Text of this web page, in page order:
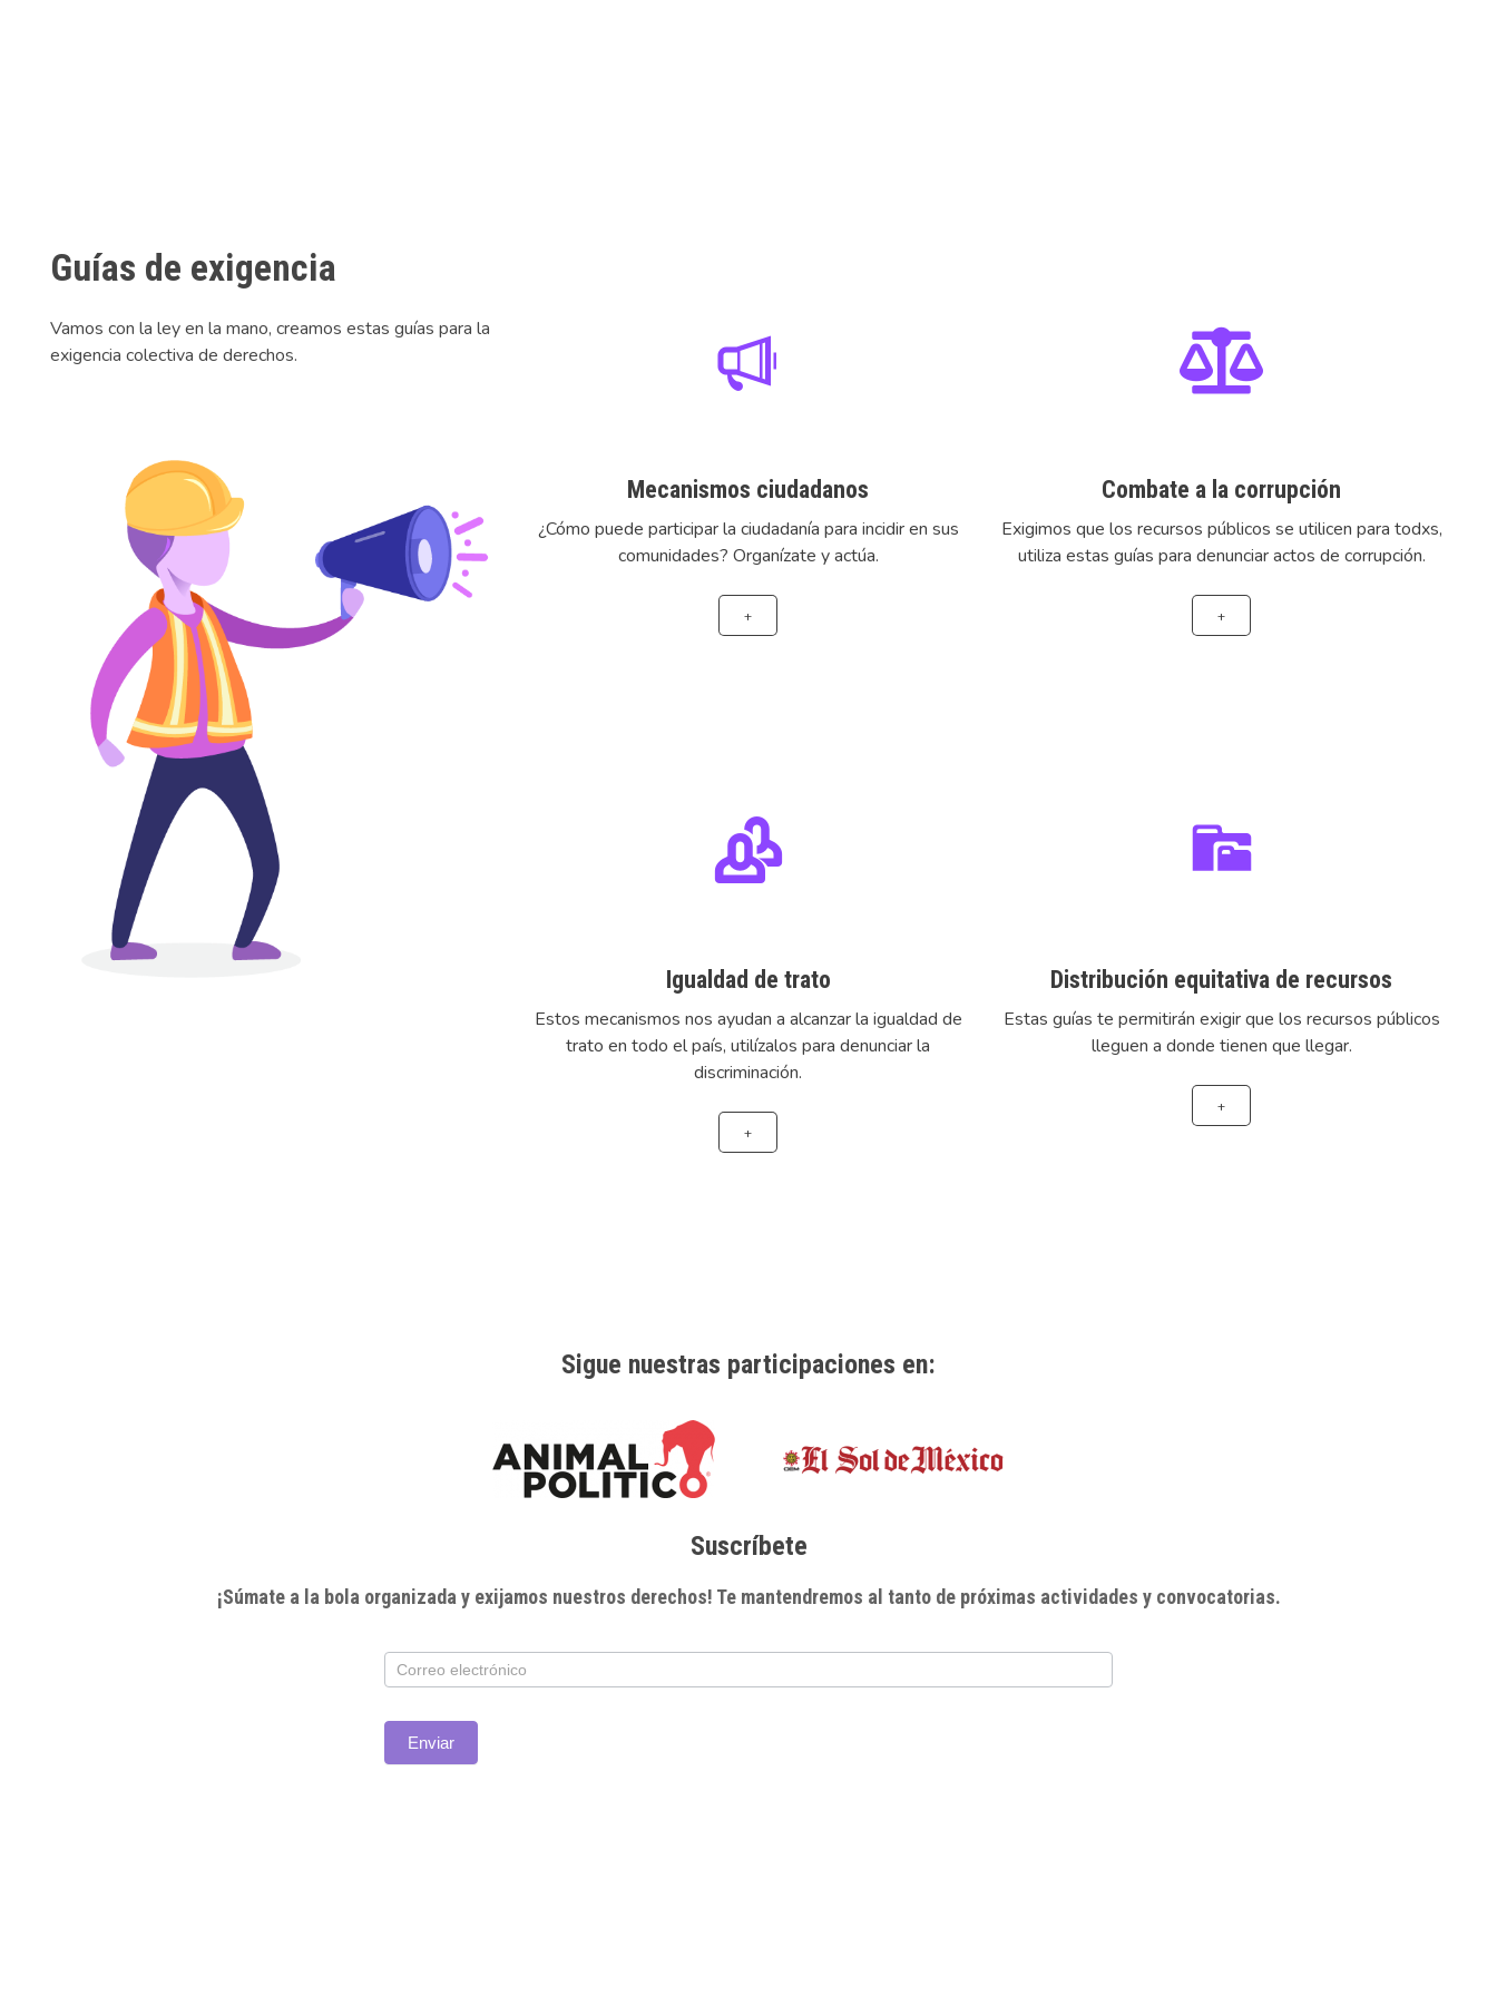
Guías de exigencia
Vamos con la ley en la mano, creamos estas guías para la
exigencia colectiva de derechos.
Mecanismos ciudadanos
¿Cómo puede participar la ciudadanía para incidir en sus
comunidades? Organízate y actúa.
+
Igualdad de trato
Estos mecanismos nos ayudan a alcanzar la igualdad de
trato en todo el país, utilízalos para denunciar la
discriminación.
+
Combate a la corrupción
Exigimos que los recursos públicos se utilicen para todxs,
utiliza estas guías para denunciar actos de corrupción.
+
Distribución equitativa de recursos
Estas guías te permitirán exigir que los recursos públicos
lleguen a donde tienen que llegar.
+
Sigue nuestras participaciones en:
Suscríbete
¡Súmate a la bola organizada y exijamos nuestros derechos! Te mantendremos al tanto de próximas actividades y convocatorias.
Subscríbete
Enviar